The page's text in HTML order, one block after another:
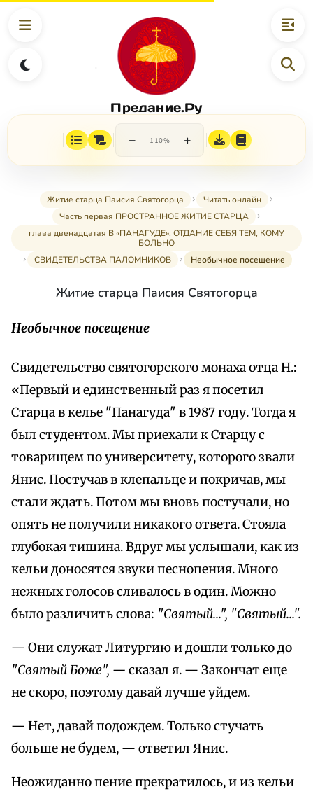
Предание.Ру
− 110% +
Житие старца Паисия Святогорца
Читать онлайн
Часть первая ПРОСТРАННОЕ ЖИТИЕ СТАРЦА
глава двенадцатая В «ПАНАГУДЕ». ОТДАНИЕ СЕБЯ ТЕМ, КОМУ
БОЛЬНО
СВИДЕТЕЛЬСТВА ПАЛОМНИКОВ
Необычное посещение
Житие старца Паисия Святогорца
Необычное посещение
Свидетельство святогорского монаха отца Н.:
«Первый и единственный раз я посетил
Старца в келье "Панагуда" в 1987 году. Тогда я
был студентом. Мы приехали к Старцу с
товарищем по университету, которого звали
Янис. Постучав в клепальце и покричав, мы
стали ждать. Потом мы вновь постучали, но
опять не получили никакого ответа. Стояла
глубокая тишина. Вдруг мы услышали, как из
кельи доносятся звуки песнопения. Много
нежных голосов сливалось в один. Можно
было различить слова: "Святый...", "Святый...".
— Они служат Литургию и дошли только до
"Святый Боже", — сказал я. — Закончат еще
не скоро, поэтому давай лучше уйдем.
— Нет, давай подождем. Только стучать
больше не будем, — ответил Янис.
Неожиданно пение прекратилось, и из кельи